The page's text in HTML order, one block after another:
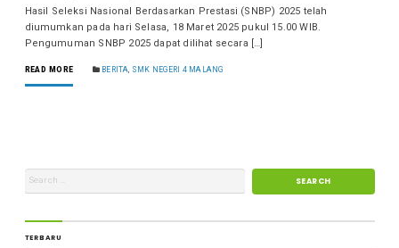
Hasil Seleksi Nasional Berdasarkan Prestasi (SNBP) 2025 telah
diumumkan pada hari Selasa, 18 Maret 2025 pukul 15.00 WIB.
Pengumuman SNBP 2025 dapat dilihat secara […]
READ MORE BERITA SMK NEGERI 4 MALANG
TERBARU